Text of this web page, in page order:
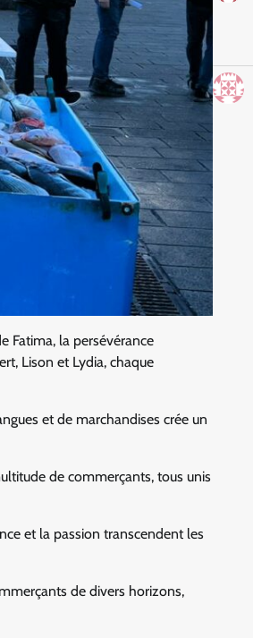
Fatima, la persévérance
Lison et Lydia, chaque
et de marchandises crée un
de commerçants, tous unis
et la passion transcendent les
de divers horizons,